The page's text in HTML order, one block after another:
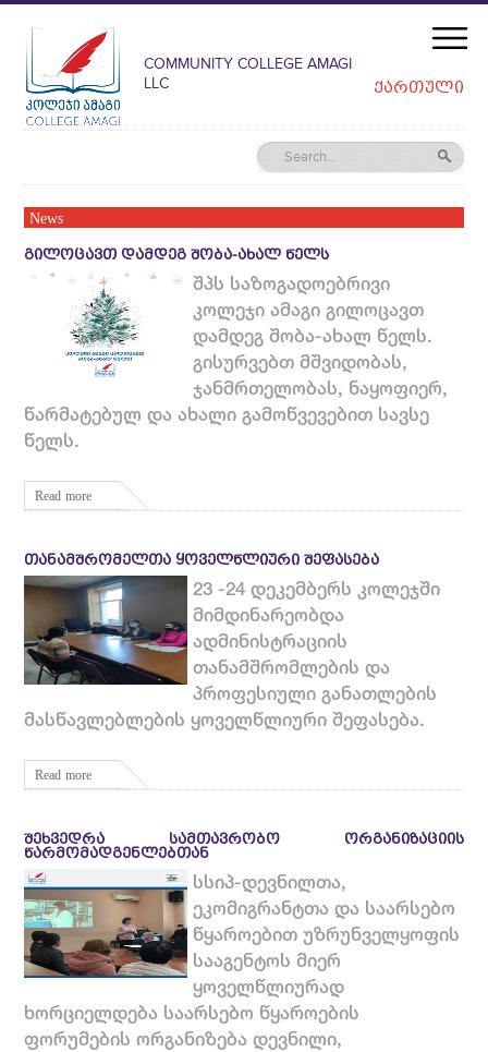
COMMUNITY COLLEGE AMAGI
LLC
ᲥᲐᲠᲗᲣᲚᲘ
News
ᲒᲘᲚᲝᲪᲐᲕᲗ ᲓᲐᲛᲓᲔᲒ ᲨᲝᲑᲐ-ᲐᲮᲐᲚ ᲬᲔᲚᲡ
შპს საზოგადოებრივი
კოლეჯი ამაგი გილოცავთ
დამდეგ შობა-ახალ წელს.
გისურვებთ მშვიდობას,
ჯანმრთელობას, ნაყოფიერ,
წარმატებულ და ახალი გამოწვევებით სავსე
წელს.
Read more
ᲗᲐᲜᲐᲛᲨᲠᲝᲛᲔᲚᲗᲐ ᲧᲝᲕᲔᲚᲬᲚᲘᲣᲠᲘ ᲨᲔᲤᲐᲡᲔᲑᲐ
23 -24 დეკემბერს კოლეჯში
მიმდინარეობდა
ადმინისტრაციის
თანამშრომლების და
პროფესიული განათლების
მასწავლებლების ყოველწლიური შეფასება.
Read more
ᲨᲔᲮᲕᲔᲓᲠᲐ ᲡᲐᲛᲗᲐᲕᲠᲝᲑᲝ ᲝᲠᲒᲐᲜᲘᲖᲐᲪᲘᲘᲡ
ᲬᲐᲠᲛᲝᲛᲐᲓᲒᲔᲜᲚᲔᲑᲗᲐᲜ
სსიპ-დევნილთა,
ეკომიგრანტთა და საარსებო
წყაროებით უზრუნველყოფის
სააგენტოს მიერ
ყოველწლიურად
ხორციელდება საარსებო წყაროების
ფორუმების ორგანიზება დევნილი,